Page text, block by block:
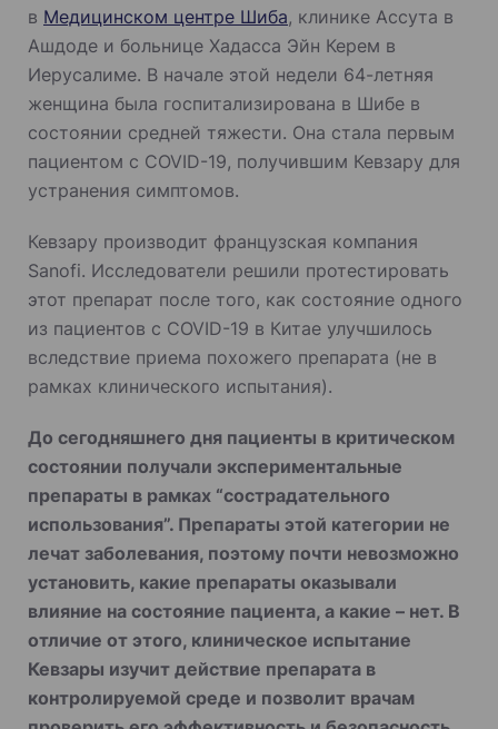
в Медицинском центре Шиба, клинике Ассута в
Ашдоде и больнице Хадасса Эйн Керем в
Иерусалиме. В начале этой недели 64-летняя
женщина была госпитализирована в Шибе в
состоянии средней тяжести. Она стала первым
пациентом с COVID-19, получившим Кевзару для
устранения симптомов.
Кевзару производит французская компания
Sanofi. Исследователи решили протестировать
этот препарат после того, как состояние одного
из пациентов с COVID-19 в Китае улучшилось
вследствие приема похожего препарата (не в
рамках клинического испытания).
До сегодняшнего дня пациенты в критическом
состоянии получали экспериментальные
препараты в рамках “сострадательного
использования”. Препараты этой категории не
лечат заболевания, поэтому почти невозможно
установить, какие препараты оказывали
влияние на состояние пациента, а какие – нет. В
отличие от этого, клиническое испытание
Кевзары изучит действие препарата в
контролируемой среде и позволит врачам